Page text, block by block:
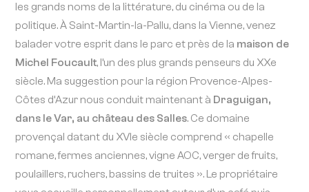
les grands noms de la littérature, du cinéma ou de la
politique. À Saint-Martin-la-Pallu, dans la Vienne, venez
balader votre esprit dans le parc et près de la maison de
Michel Foucault, l’un des plus grands penseurs du XXe
siècle. Ma suggestion pour la région Provence-Alpes-
Côtes d’Azur nous conduit maintenant à Draguigan,
dans le Var, au château des Salles. Ce domaine
provençal datant du XVIe siècle comprend « chapelle
romane, fermes anciennes, vigne AOC, verger de fruits,
poulaillers, ruchers, bassins de truites ». Le propriétaire